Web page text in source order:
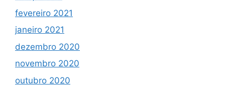
fevereiro 2021
janeiro 2021
dezembro 2020
novembro 2020
outubro 2020